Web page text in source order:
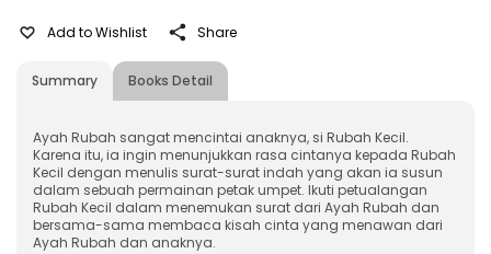
Summary Books Detail
Add to Wishlist Share
Ayah Rubah sangat mencintai anaknya, si Rubah Kecil.
Karena itu, ia ingin menunjukkan rasa cintanya kepada Rubah
Kecil dengan menulis surat-surat indah yang akan ia susun
dalam sebuah permainan petak umpet. Ikuti petualangan
Rubah Kecil dalam menemukan surat dari Ayah Rubah dan
bersama-sama membaca kisah cinta yang menawan dari
Ayah Rubah dan anaknya.